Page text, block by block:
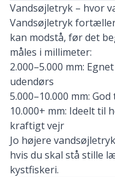
Vandsøjletryk – hvor
Vandsøjletryk
kan modstå, førdet
måles i millimeter:
2.000–5.000 mm: Egnet
udendørs
5.000–10.000 mm: God
10.000+ mm: Ideelttil
kraftigtvejr
Jo højere
hvis du skal stå stille
kystfiskeri.